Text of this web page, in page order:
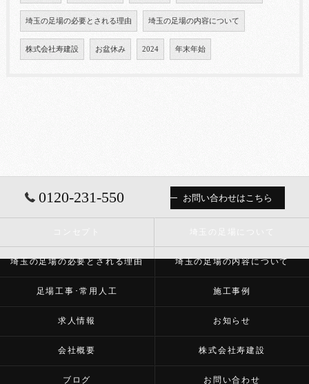
埼玉の足場の必要とされる理由 埼玉の足場の内容について
株式会社寿建設 お盆休み 2024 年末年始
0120-231-550 お問い合わせはこちら
埼玉の足場の必要とされる理由 埼玉の足場の内容について
足場工事･常用人工 施工事例
求人情報 お知らせ
会社概要 株式会社寿建設
ブログ お問い合わせ